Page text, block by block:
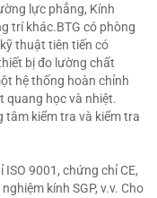
lực phẳng, Kính
trí khác.BTG có phòng
thuật tiên tiến có
bị đo lường chất
hệ thống hoàn chỉnh
quang học và nhiệt.
tâm kiểm tra và kiểm tra
9001, chứng chỉ CE,
kính SGP, v.v. Cho